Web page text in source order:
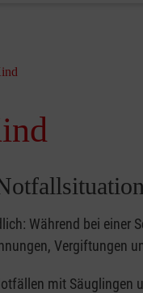
Während bei einer
Vergiftungen
mit